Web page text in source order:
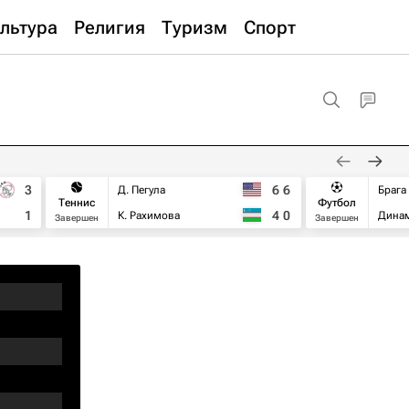
Религия Туризм Спорт
3
1
Теннис
Завершен
Д. Пегула
К. Рахимова
6 6
4 0
Футбол
Завершен
Брага